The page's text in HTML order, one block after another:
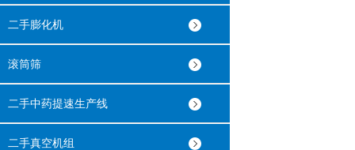
二手膨化机
滚筒筛
二手中药提速生产线
二手真空机组